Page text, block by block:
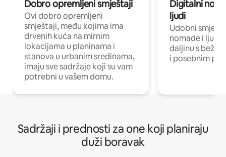
Dobro opremljeni smještaji
Ovi dobro opremljeni
smještaji, među kojima ima
drvenih kuća na mirnim
lokacijama u planinama i
stanova u urbanim sredinama,
imaju sve sadržaje koji su vam
potrebni u vašem domu.
Digitalni
ljudi
Udobni
nomade i ljude
daljinu s
i posebnim
Sadržaji i prednosti za one koji planiraju
duži boravak